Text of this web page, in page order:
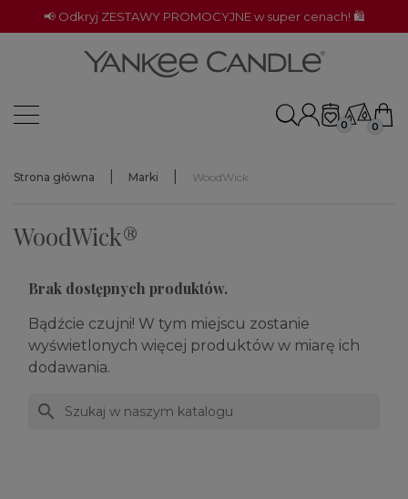
📢 Odkryj ZESTAWY PROMOCYJNE w super cenach! 🛍️
0 0
Strona główna Marki WoodWick
WoodWick®
Brak dostępnych produktów.
Bądźcie czujni! W tym miejscu zostanie
wyświetlonych więcej produktów w miarę ich
dodawania.
search